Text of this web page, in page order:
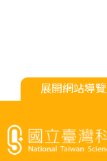
展開網站導覽